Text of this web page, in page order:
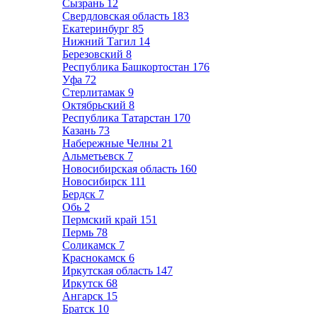
Сызрань 12
Свердловская область 183
Екатеринбург 85
Нижний Тагил 14
Березовский 8
Республика Башкортостан 176
Уфа 72
Стерлитамак 9
Октябрьский 8
Республика Татарстан 170
Казань 73
Набережные Челны 21
Альметьевск 7
Новосибирская область 160
Новосибирск 111
Бердск 7
Обь 2
Пермский край 151
Пермь 78
Соликамск 7
Краснокамск 6
Иркутская область 147
Иркутск 68
Ангарск 15
Братск 10